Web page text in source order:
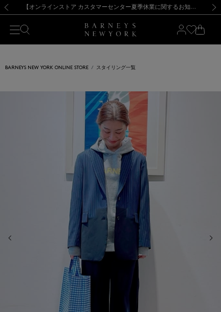
新規登録のお客様も対象！＜MY BARNEYS＞会員のお客様は11,000円（税込）以上のお買上げで常時送料無料！お買い物の際は会員登録を！
【夏季休業に伴う出荷一時停止のお知らせ】(2026.8.7) 【オンラインストア カスタマーセンター夏季休業に関するお知らせ】（2026.8.7）
【夏季休業に伴う返品・交換承り一時停止のお知らせ】（2026.8.5）
熊本県を中心とした地震の影響によるお荷物のお届けについて
【開催中】SUMMER SALEのご案内・ご注意事項 新規登録のお客様も対象！＜MY BARNEYS＞会員のお客様は11,000円（税込）以上のお買上げで常時送料無料！お買い物の際は会員登録を！
【夏季休業に伴う出荷一時停止のお知らせ】(2026.8.7)
BARNEYS NEW YORK ONLINE STORE スタイリング一覧